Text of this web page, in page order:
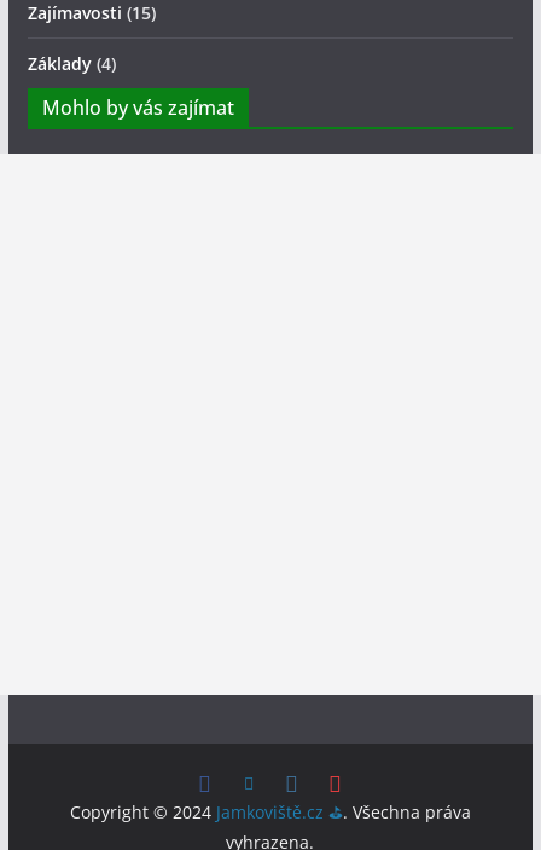
Zajímavosti (15)
Základy(4)
Mohlo by vás zajímat
Copyright © 2024 Jamkoviště.cz ⛳. Všechna práva
vyhrazena.